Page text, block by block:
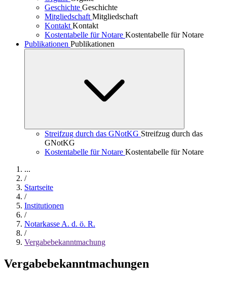
Geschichte Geschichte
Mitgliedschaft Mitgliedschaft
Kontakt Kontakt
Kostentabelle für Notare Kostentabelle für Notare
Publikationen Publikationen
Streifzug durch das GNotKG Streifzug durch das
GNotKG
Kostentabelle für Notare Kostentabelle für Notare
...
/
Startseite
/
Institutionen
/
Notarkasse A. d. ö. R.
/
Vergabebekanntmachung
Vergabebekanntmachungen